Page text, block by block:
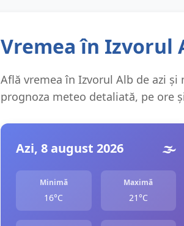
Vremea în Izvorul
Află vremea în Izvorul Alb de azi
prognoza meteo detaliată, pe ore
Azi, 8 august 2026 🌫️
Minimă
16°C
Maximă
21°C